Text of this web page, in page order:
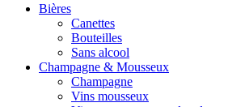
Bières
Canettes
Bouteilles
Sans alcool
Champagne & Mousseux
Champagne
Vins mousseux